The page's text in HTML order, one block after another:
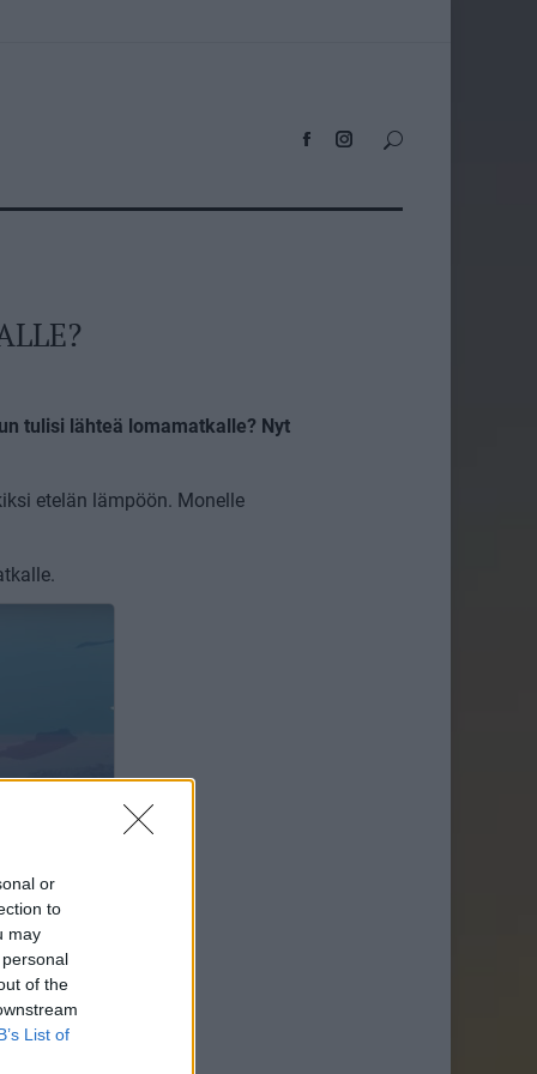
or
to
may
of the
List of
tulisi lähteä lomamatkalle? Nyt
etelän lämpöön. Monelle